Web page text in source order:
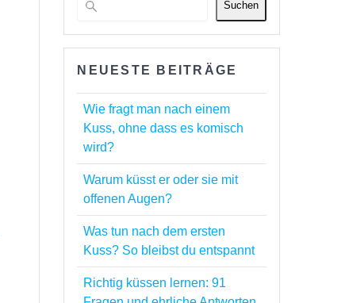
Suchen
NEUESTE BEITRÄGE
Wie fragt man nach einem
Kuss, ohne dass es komisch
wird?
Warum küsst er oder sie mit
offenen Augen?
Was tun nach dem ersten
Kuss? So bleibst du entspannt
Richtig küssen lernen: 91